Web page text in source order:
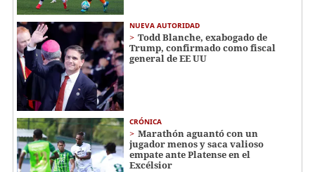
NUEVA AUTORIDAD
Todd Blanche, exabogado de
Trump, confirmado como fiscal
general de EE UU
CRÓNICA
Marathón aguantó con un
jugador menos y saca valioso
empate ante Platense en el
Excélsior